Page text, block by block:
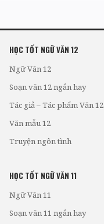
HỌC TỐT NGỮ VĂN 12
Ngữ Văn 12
Soạn văn 12 ngắn hay
Tác giả – Tác phẩm Văn 12
Văn mẫu 12
Truyện ngôn tình
HỌC TỐT NGỮ VĂN 11
Ngữ Văn 11
Soạn văn 11 ngắn hay